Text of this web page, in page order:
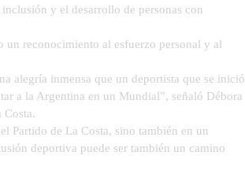
y el desarrollo de personas con
reconocimiento al esfuerzo personal y al
alegría inmensa que un deportista que se inició
a la Argentina en un Mundial”, señaló Débora
Partido de La Costa, sino también en un
deportiva puede ser también un camino